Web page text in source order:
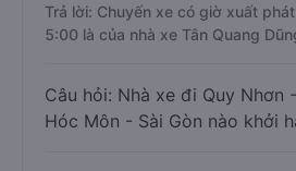
Trả lời: Chuyến xe có giờ xuất
5:00 là của nhà xe Tân Quang
Câu hỏi: Nhà xe đi Quy Nhơn
Hóc Môn - Sài Gòn nào khởi